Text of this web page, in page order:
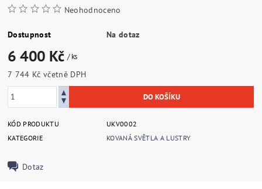
Neohodnoceno
Dostupnost Na dotaz
6 400 Kč/ ks
7 744 Kč včetně DPH
KÓD PRODUKTU
UKV0002
KATEGORIE
KOVANÁ SVĚTLA A LUSTRY
Dotaz